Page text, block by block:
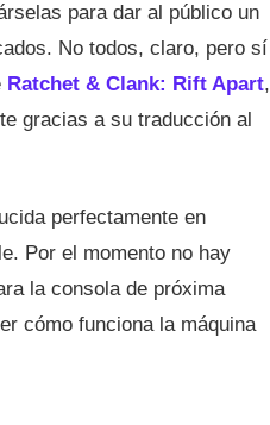
para dar al público un
No todos, claro, pero sí
Ratchet & Clank: Rift Apart,
gracias a su traducción al
perfectamente en
Por el momento no hay
la consola de próxima
cómo funciona la máquina